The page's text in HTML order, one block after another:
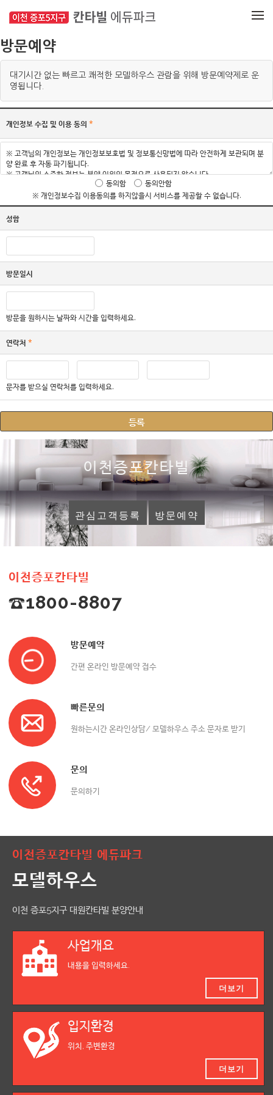
방문예약
대기시간 없는 빠르고 쾌적한 모델하우스 관람을 위해 방문예약제로 운
영됩니다.
개인정보 수집 및 이용 동의 *
동의함
동의안함
※ 개인정보수집 이용동의를 하지않을시 서비스를 제공할 수 없습니다.
성함
방문일시
방문을 원하시는 날짜와 시간을 입력하세요.
연락처 *
문자를 받으실 연락처를 입력하세요.
이천증포칸타빌
관심고객등록 방문예약
이천증포칸타빌
☎1800-8807
방문예약
간편 온라인 방문예약 접수
빠른문의
원하는시간 온라인상담/ 모델하우스 주소 문자로 받기
문의
문의하기
이천증포칸타빌 에듀파크
모델하우스
이천 증포5지구 대원칸타빌 분양안내
사업개요
내용을 입력하세요.
더보기
입지환경
위치, 주변환경
더보기